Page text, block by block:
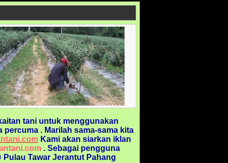
tani untuk menggunakan
. Marilah sama-sama kita
Kami akan siarkan iklan
. Sebagai pengguna
Pulau Tawar Jerantut Pahang